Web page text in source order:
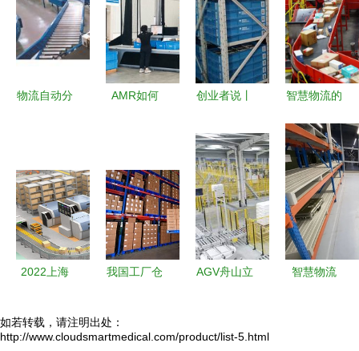
化设备应用
性解析
流的全面解
决方案
物流自动分
值得选择
——深圳东
昌自动化的
专业之道
AMR如何
脉'——极
智嘉郑勇谈
智慧物流的
突破与未来
创业者说丨
就是喜欢折
腾，物流及
仓储自动化
工程设备
智慧物流的
流及仓储自
动化工程设
备盘点
2022上海
电动物流车
与智能自动
我国工厂仓
及自动化工
程设备发展
AGV舟山立
化工程装备
智慧物流
如若转载，请注明出处：
http://www.cloudsmartmedical.com/product/list-5.html